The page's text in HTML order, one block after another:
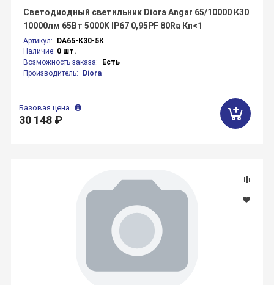
Артикул:
DA65-K30-5K
Наличие: 0 шт.
Возможность заказа:
Есть
Производитель:
Diora
Светодиодный светильник Diora Angar 65/10000 К30
10000лм 65Вт 5000K IP67 0,95PF 80Ra Кп<1
Базовая цена
30 148 ₽